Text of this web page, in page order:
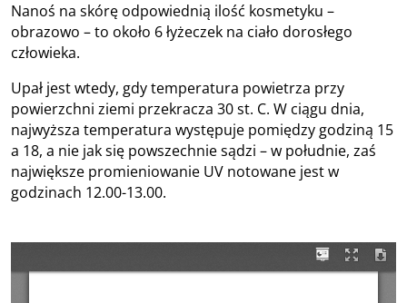
Nanoś na skórę odpowiednią ilość kosmetyku –
obrazowo – to około 6 łyżeczek na ciało dorosłego
człowieka.
Upał jest wtedy, gdy temperatura powietrza przy
powierzchni ziemi przekracza 30 st. C. W ciągu dnia,
najwyższa temperatura występuje pomiędzy godziną 15
a 18, a nie jak się powszechnie sądzi – w południe, zaś
największe promieniowanie UV notowane jest w
godzinach 12.00-13.00.